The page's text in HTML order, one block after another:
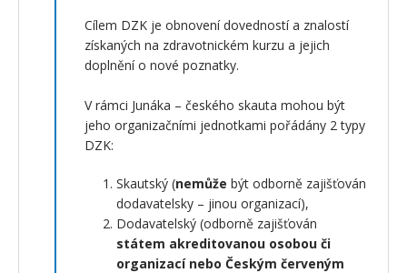
Cílem DZK je obnovení dovedností a znalostí
získaných na zdravotnickém kurzu a jejich
doplnění o nové poznatky.
V rámci Junáka – českého skauta mohou být
jeho organizačními jednotkami pořádány 2 typy
DZK:
Skautský (nemůže být odborně zajišťován
dodavatelsky – jinou organizací),
Dodavatelský (odborně zajišťován
státem akreditovanou osobou či
organizací nebo Českým červeným